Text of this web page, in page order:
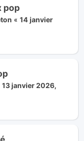
pop
« 14 janvier
13 janvier 2026,